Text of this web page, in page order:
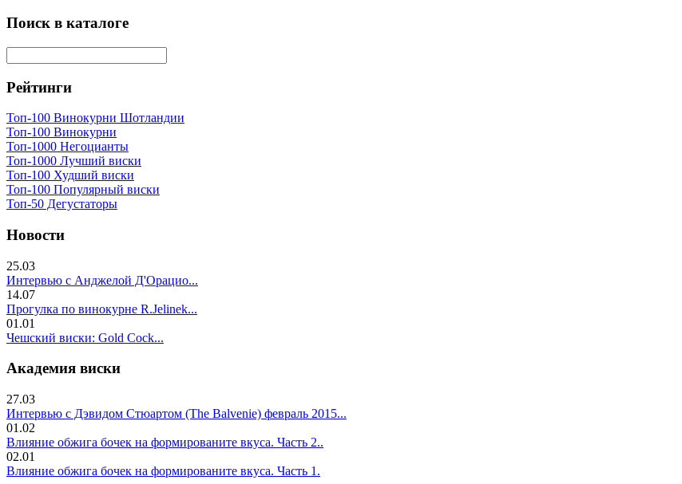
Поиск в каталоге
Рейтинги
Топ-100 Винокурни Шотландии
Топ-100 Винокурни
Топ-1000 Негоцианты
Топ-1000 Лучший виски
Топ-100 Худший виски
Топ-100 Популярный виски
Топ-50 Дегустаторы
Новости
25.03
Интервью с Анджелой Д'Орацио...
14.07
Прогулка по винокурне R.Jelinek...
01.01
Чешский виски: Gold Cock...
Академия виски
27.03
Интервью с Дэвидом Стюартом (The Balvenie) февраль 2015...
01.02
Влияние обжига бочек на формированите вкуса. Часть 2..
02.01
Влияние обжига бочек на формированите вкуса. Часть 1.